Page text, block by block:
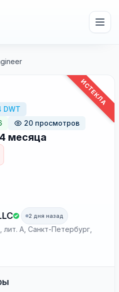
ИСТЕКЛА
DWT
20 просмотров
месяца
2 дня назад
А, Санкт-Петербург,